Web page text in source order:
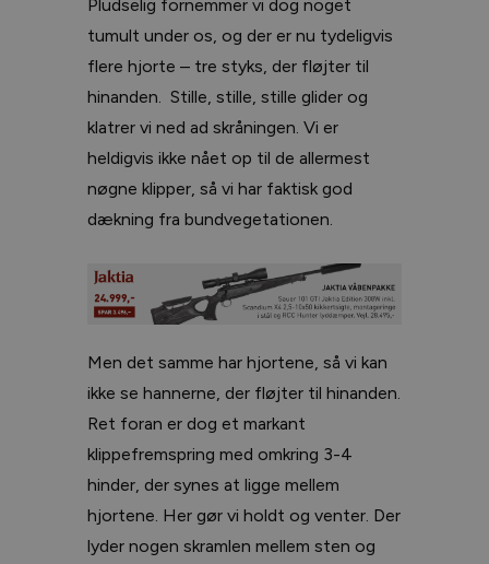
Pludselig fornemmer vi dog noget
tumult under os, og der er nu tydeligvis
flere hjorte – tre styks, der fløjter til
hinanden. Stille, stille, stille glider og
klatrer vi ned ad skråningen. Vi er
heldigvis ikke nået op til de allermest
nøgne klipper, så vi har faktisk god
dækning fra bundvegetationen.
Men det samme har hjortene, så vi kan
ikke se hannerne, der fløjter til hinanden.
Ret foran er dog et markant
klippefremspring med omkring 3-4
hinder, der synes at ligge mellem
hjortene. Her gør vi holdt og venter. Der
lyder nogen skramlen mellem sten og